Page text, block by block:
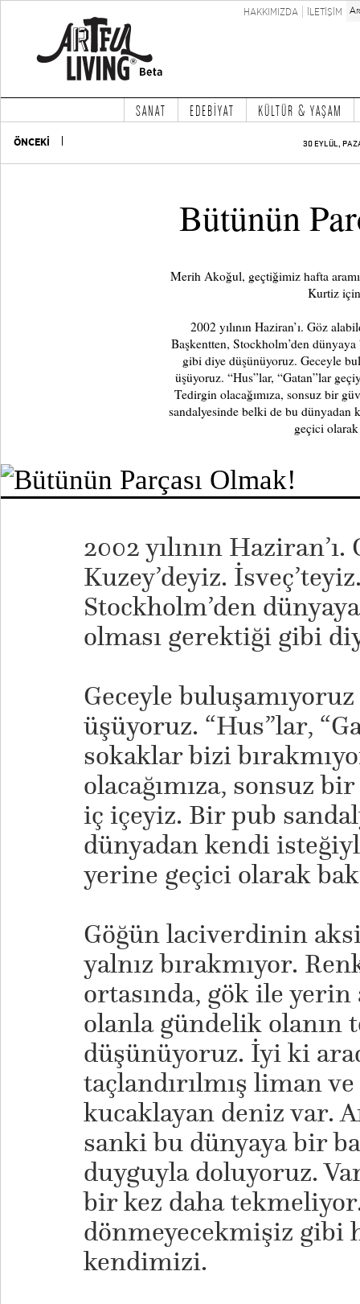
HAKKIMIZDA İLETİŞİM
SANAT EDEBİYAT KÜLTÜR & YAŞAM
ÖNCEKİ 30 EYLÜL,
Bütünün
Merih Akoğul, geçtiğimiz hafta
Kurtiz
2002 yılının Haziran’ı. Göz
Başkentten, Stockholm’den
gibi diye düşünüyoruz. Geceyle
üşüyoruz. “Hus”lar, “Gatan”lar
Tedirgin olacağımıza, sonsuz bir
sandalyesinde belki de bu dünyadan
geçici
2002 yılının
Kuzey’deyiz.
Stockholm’den
olması gerektiği gibi
Geceyle
üşüyoruz. “Hus”lar,
sokaklar bizi
olacağımıza, sonsuz
iç içeyiz. Bir pub
dünyadan kendi
yerine geçici olarak
Göğün laciverdinin
yalnız bırakmıyor.
ortasında, gök ile yerin
olanla gündelik olanın
düşünüyoruz. İyi ki
taçlandırılmış liman
kucaklayan deniz var.
sanki bu dünyaya bir
duyguyla doluyoruz.
bir kez daha
dönmeyecekmişiz gibi
kendimizi.